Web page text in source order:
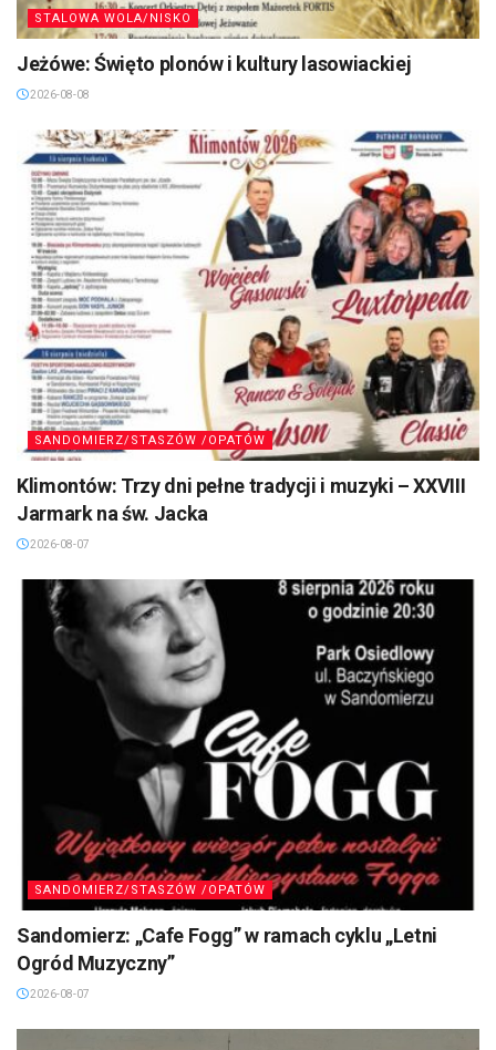
STALOWA WOLA/NISKO
Jeżówe: Święto plonów i kultury lasowiackiej
2026-08-08
SANDOMIERZ/STASZÓW /OPATÓW
Klimontów: Trzy dni pełne tradycji i muzyki – XXVIII
Jarmark na św. Jacka
2026-08-07
SANDOMIERZ/STASZÓW /OPATÓW
Sandomierz: „Cafe Fogg” w ramach cyklu „Letni
Ogród Muzyczny”
2026-08-07